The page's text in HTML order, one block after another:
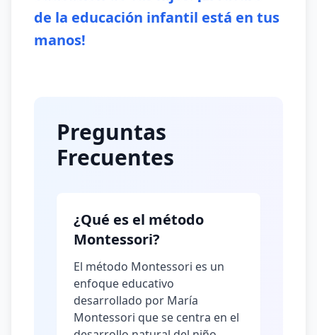
de la educación infantil está en tus
manos!
Preguntas
Frecuentes
¿Qué es el método
Montessori?
El método Montessori es un
enfoque educativo
desarrollado por María
Montessori que se centra en el